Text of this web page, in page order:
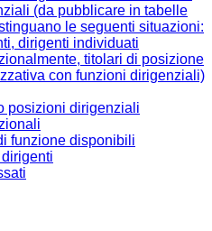
(da pubblicare in tabelle
le seguenti situazioni:
dirigenti individuati
titolari di posizione
con funzioni dirigenziali)
posizioni dirigenziali
funzione disponibili